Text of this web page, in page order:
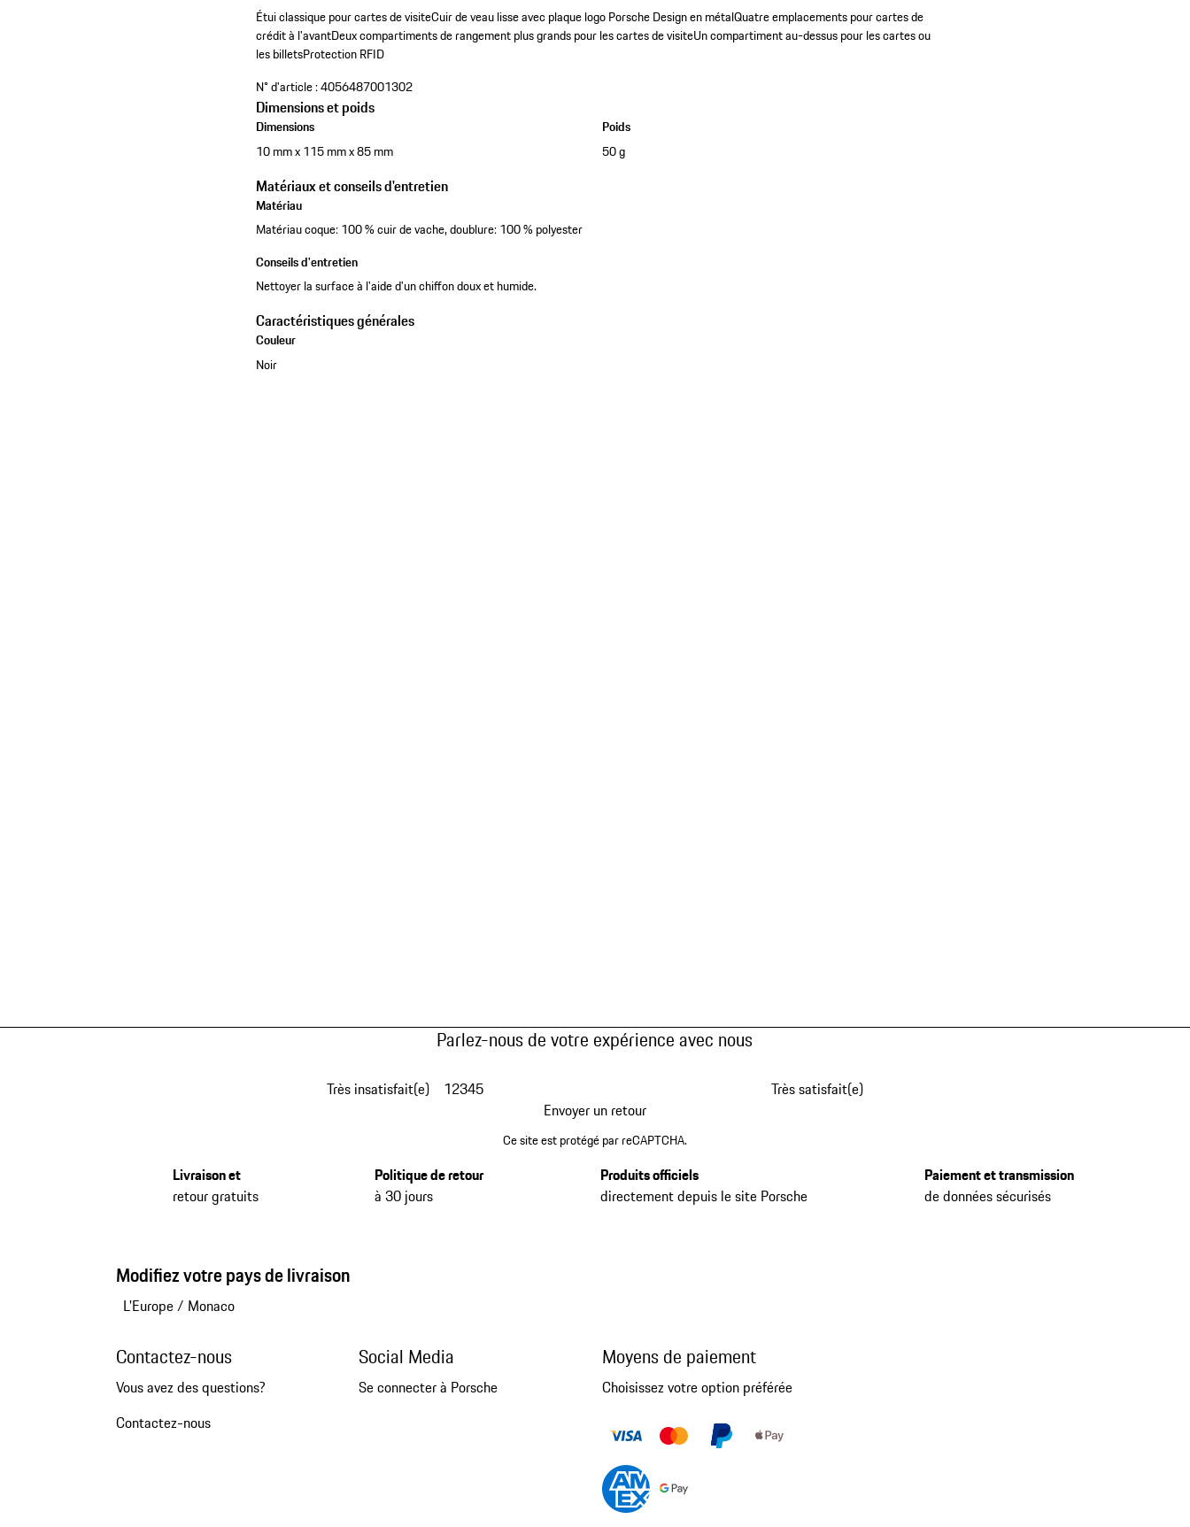
Étui classique pour cartes de visiteCuir de veau lisse avec plaque logo Porsche Design en métalQuatre emplacements pour cartes de
crédit à l'avantDeux compartiments de rangement plus grands pour les cartes de visiteUn compartiment au-dessus pour les cartes ou
les billetsProtection RFID
N° d'article :4056487001302
Dimensions et poids
Dimensions
10 mm x 115 mm x 85 mm
Poids
50 g
Matériaux et conseils d'entretien
Matériau
Matériau coque: 100 % cuir de vache, doublure: 100 % polyester
Conseils d'entretien
Nettoyer la surface à l'aide d'un chiffon doux et humide.
Caractéristiques générales
Couleur
Noir
Parlez-nous de votre expérience avec nous
Très insatisfait(e) 12345
Très satisfait(e)
Envoyer un retour
Ce site est protégé par reCAPTCHA.
Livraison et
retour gratuits
Politique de retour
à 30 jours
Produits officiels
directement depuis le site Porsche
Paiement et transmission
de données sécurisés
Modifiez votre pays de livraison
L'Europe/ Monaco
Contactez-nous
Vous avez des questions?
Contactez-nous
Social Media
Se connecter à Porsche
Moyens de paiement
Choisissez votre option préférée